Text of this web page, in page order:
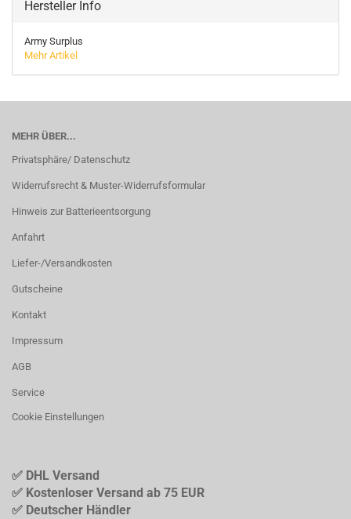
Hersteller Info
Army Surplus
Mehr Artikel
MEHR ÜBER...
Privatsphäre/ Datenschutz
Widerrufsrecht & Muster-Widerrufsformular
Hinweis zur Batterieentsorgung
Anfahrt
Liefer-/Versandkosten
Gutscheine
Kontakt
Impressum
AGB
Service
Cookie Einstellungen
✅ DHL Versand
✅ Kostenloser Versand ab 75 EUR
✅ Deutscher Händler